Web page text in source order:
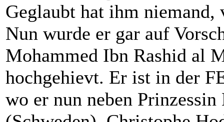
Geglaubt hat ihm
Nun wurde er gar auf
Mohammed Ibn Rashid al
hochgehievt. Er ist in der
wo er nun neben